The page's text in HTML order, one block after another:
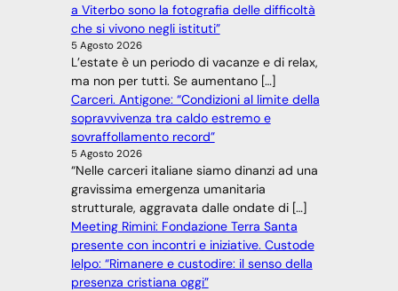
a Viterbo sono la fotografia delle difficoltà
che si vivono negli istituti”
5 Agosto 2026
L’estate è un periodo di vacanze e di relax,
ma non per tutti. Se aumentano […]
Carceri. Antigone: “Condizioni al limite della
sopravvivenza tra caldo estremo e
sovraffollamento record”
5 Agosto 2026
“Nelle carceri italiane siamo dinanzi ad una
gravissima emergenza umanitaria
strutturale, aggravata dalle ondate di […]
Meeting Rimini: Fondazione Terra Santa
presente con incontri e iniziative. Custode
Ielpo: “Rimanere e custodire: il senso della
presenza cristiana oggi”